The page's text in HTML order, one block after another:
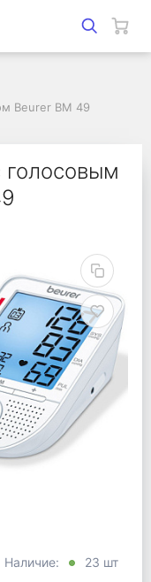
BM 49
Beurer BM 49
Наличие: 23 шт